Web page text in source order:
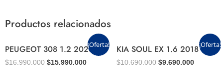
Productos relacionados
¡Oferta!
PEUGEOT 308 1.2 2023
$16.990.000
precio
original
era:
$15.990.000
El
precio
actual
¡Oferta!
KIA SOUL EX 1.6 2018
$10.690.000
precio
original
era:
$9.690.000
El
precio
actual